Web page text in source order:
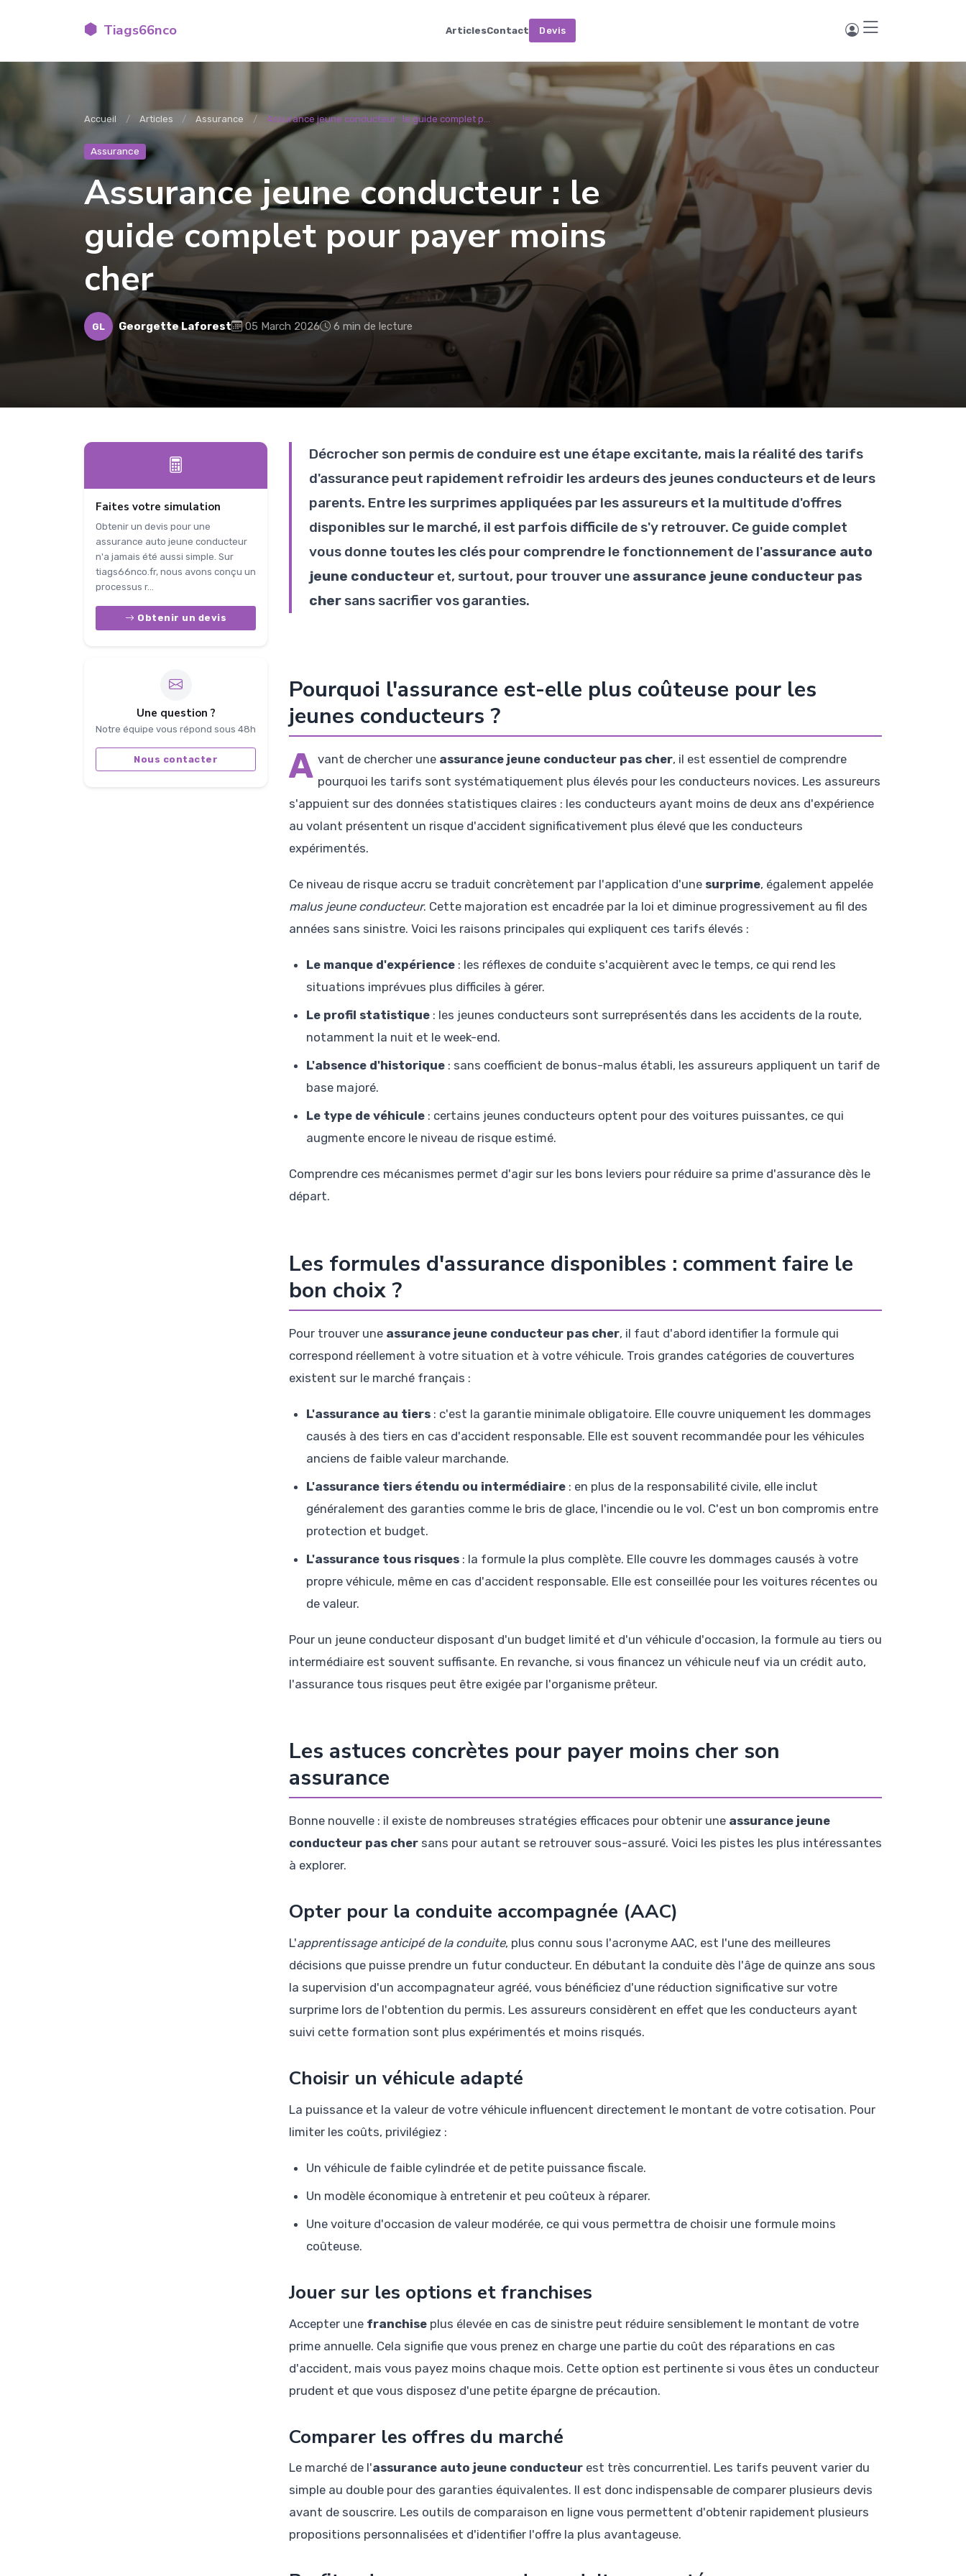
Tiags66nco ArticlesContact Devis
Accueil Articles Assurance Assurance jeune conducteur : le guide complet p...
Assurance
Assurance jeune conducteur : le
guide complet pour payer moins
cher
GL Georgette Laforest 05 March 2026 6 min de lecture
Faites votre simulation
Obtenir un devis pour une
assurance auto jeune conducteur
n'a jamais été aussi simple. Sur
tiags66nco.fr, nous avons conçu un
processus r...
Obtenir un devis
Une question ?
Notre équipe vous répond sous 48h
Nous contacter
Décrocher son permis de conduire est une étape excitante, mais la réalité des tarifs
d'assurance peut rapidement refroidir les ardeurs des jeunes conducteurs et de leurs
parents. Entre les surprimes appliquées par les assureurs et la multitude d'offres
disponibles sur le marché, il est parfois difficile de s'y retrouver. Ce guide complet
vous donne toutes les clés pour comprendre le fonctionnement de l'assurance auto
jeune conducteur et, surtout, pour trouver une assurance jeune conducteur pas
cher sans sacrifier vos garanties.
Pourquoi l'assurance est-elle plus coûteuse pour les
jeunes conducteurs ?
A vant de chercher une assurance jeune conducteur pas cher, il est essentiel de comprendre
pourquoi les tarifs sont systématiquement plus élevés pour les conducteurs novices. Les assureurs
s'appuient sur des données statistiques claires : les conducteurs ayant moins de deux ans d'expérience
au volant présentent un risque d'accident significativement plus élevé que les conducteurs
expérimentés.
Ce niveau de risque accru se traduit concrètement par l'application d'une surprime, également appelée
malus jeune conducteur. Cette majoration est encadrée par la loi et diminue progressivement au fil des
années sans sinistre. Voici les raisons principales qui expliquent ces tarifs élevés :
Le manque d'expérience : les réflexes de conduite s'acquièrent avec le temps, ce qui rend les
situations imprévues plus difficiles à gérer.
Le profil statistique : les jeunes conducteurs sont surreprésentés dans les accidents de la route,
notamment la nuit et le week-end.
L'absence d'historique : sans coefficient de bonus-malus établi, les assureurs appliquent un tarif de
base majoré.
Le type de véhicule : certains jeunes conducteurs optent pour des voitures puissantes, ce qui
augmente encore le niveau de risque estimé.
Comprendre ces mécanismes permet d'agir sur les bons leviers pour réduire sa prime d'assurance dès le
départ.
Les formules d'assurance disponibles : comment faire le
bon choix ?
Pour trouver une assurance jeune conducteur pas cher, il faut d'abord identifier la formule qui
correspond réellement à votre situation et à votre véhicule. Trois grandes catégories de couvertures
existent sur le marché français :
L'assurance au tiers : c'est la garantie minimale obligatoire. Elle couvre uniquement les dommages
causés à des tiers en cas d'accident responsable. Elle est souvent recommandée pour les véhicules
anciens de faible valeur marchande.
L'assurance tiers étendu ou intermédiaire : en plus de la responsabilité civile, elle inclut
généralement des garanties comme le bris de glace, l'incendie ou le vol. C'est un bon compromis entre
protection et budget.
L'assurance tous risques : la formule la plus complète. Elle couvre les dommages causés à votre
propre véhicule, même en cas d'accident responsable. Elle est conseillée pour les voitures récentes ou
de valeur.
Pour un jeune conducteur disposant d'un budget limité et d'un véhicule d'occasion, la formule au tiers ou
intermédiaire est souvent suffisante. En revanche, si vous financez un véhicule neuf via un crédit auto,
l'assurance tous risques peut être exigée par l'organisme prêteur.
Les astuces concrètes pour payer moins cher son
assurance
Bonne nouvelle : il existe de nombreuses stratégies efficaces pour obtenir une assurance jeune
conducteur pas cher sans pour autant se retrouver sous-assuré. Voici les pistes les plus intéressantes
à explorer.
Opter pour la conduite accompagnée (AAC)
L'apprentissage anticipé de la conduite, plus connu sous l'acronyme AAC, est l'une des meilleures
décisions que puisse prendre un futur conducteur. En débutant la conduite dès l'âge de quinze ans sous
la supervision d'un accompagnateur agréé, vous bénéficiez d'une réduction significative sur votre
surprime lors de l'obtention du permis. Les assureurs considèrent en effet que les conducteurs ayant
suivi cette formation sont plus expérimentés et moins risqués.
Choisir un véhicule adapté
La puissance et la valeur de votre véhicule influencent directement le montant de votre cotisation. Pour
limiter les coûts, privilégiez :
Un véhicule de faible cylindrée et de petite puissance fiscale.
Un modèle économique à entretenir et peu coûteux à réparer.
Une voiture d'occasion de valeur modérée, ce qui vous permettra de choisir une formule moins
coûteuse.
Jouer sur les options et franchises
Accepter une franchise plus élevée en cas de sinistre peut réduire sensiblement le montant de votre
prime annuelle. Cela signifie que vous prenez en charge une partie du coût des réparations en cas
d'accident, mais vous payez moins chaque mois. Cette option est pertinente si vous êtes un conducteur
prudent et que vous disposez d'une petite épargne de précaution.
Comparer les offres du marché
Le marché de l'assurance auto jeune conducteur est très concurrentiel. Les tarifs peuvent varier du
simple au double pour des garanties équivalentes. Il est donc indispensable de comparer plusieurs devis
avant de souscrire. Les outils de comparaison en ligne vous permettent d'obtenir rapidement plusieurs
propositions personnalisées et d'identifier l'offre la plus avantageuse.